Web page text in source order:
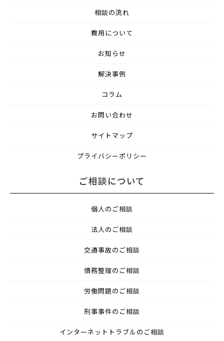
相談の流れ
費用について
お知らせ
解決事例
コラム
お問い合わせ
サイトマップ
プライバシーポリシー
ご相談について
個人のご相談
法人のご相談
交通事故のご相談
債務整理のご相談
労働問題のご相談
刑事事件のご相談
インターネットトラブルのご相談